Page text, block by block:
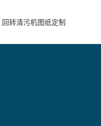
回转清污机图纸定制